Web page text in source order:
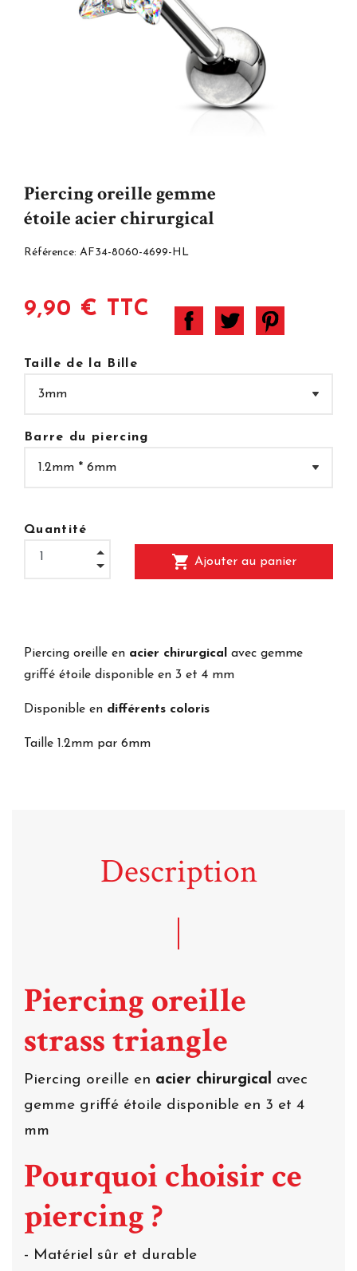
Piercing oreille gemme
étoile acier chirurgical
Référence: AF34-8060-4699-HL
9,90 € TTC
Taille de la Bille
Barre du piercing
Quantité
shopping_cart Ajouter au panier
Piercing oreille en acier chirurgical
avec gemme
griffé étoile disponible en 3 et 4 mm
Disponible en différents coloris
Taille 1.2mm par 6mm
Description
Piercing oreille
strass triangle
Piercing oreille en acier chirurgical
avec
gemme griffé étoile disponible en 3 et 4
mm
Pourquoi choisir ce
piercing ?
- Matériel sûr et durable